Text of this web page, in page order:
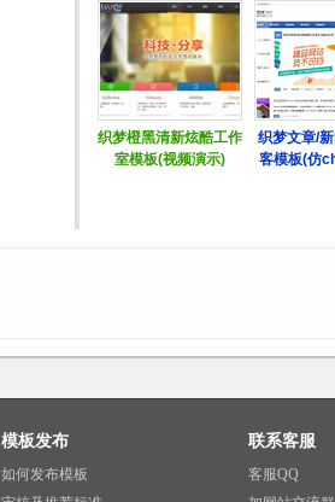
模板发布
如何发布模板
联系客服
客服QQ